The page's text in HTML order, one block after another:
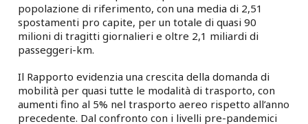
popolazione di riferimento, con una media di 2,51
spostamenti pro capite, per un totale di quasi 90
milioni di tragitti giornalieri e oltre 2,1 miliardi di
passeggeri-km.
Il Rapporto evidenzia una crescita della domanda di
mobilità per quasi tutte le modalità di trasporto, con
aumenti fino al 5% nel trasporto aereo rispetto all’anno
precedente. Dal confronto con i livelli pre-pandemici